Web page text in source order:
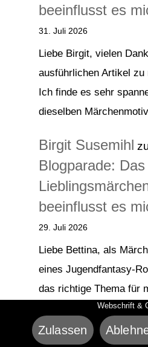
beeinflusst es
31. Juli 2026
Liebe Birgit, vielen
ausführlichen Artikel zu
Ich finde es sehr
dieselben
Birgit Susemihl
Blogparade:
beeinflusst es
29. Juli 2026
Liebe Bettina, als
eines Jugendfantasy-
das richtige Thema für
Bettina von
Webschrift &
Zulassen